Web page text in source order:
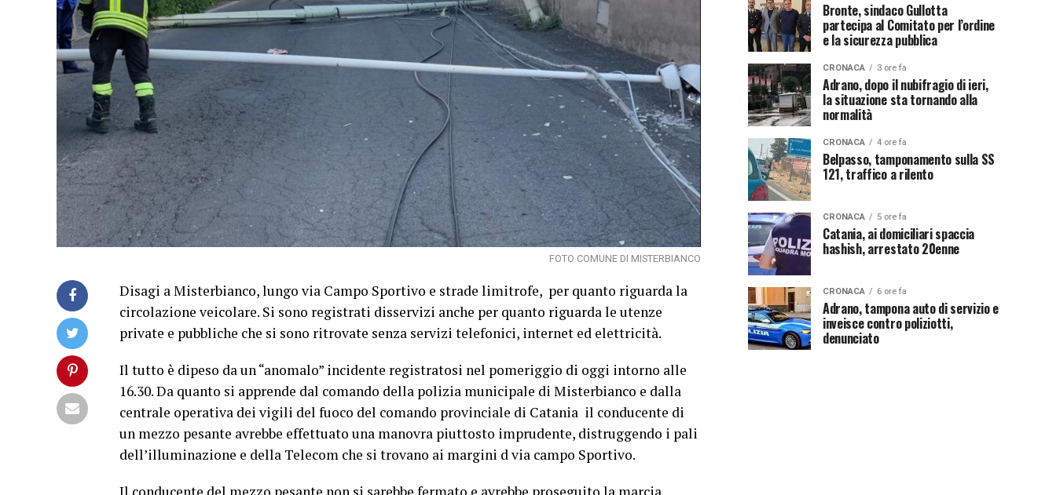
FOTO COMUNE DI MISTERBIANCO
Disagi a Misterbianco, lungo via Campo Sportivo e strade limitrofe, per quanto riguarda la
circolazione veicolare. Si sono registrati disservizi anche per quanto riguarda le utenze
private e pubbliche che si sono ritrovate senza servizi telefonici, internet ed elettricità.
Il tutto è dipeso da un “anomalo” incidente registratosi nel pomeriggio di oggi intorno alle
16.30. Da quanto si apprende dal comando della polizia municipale di Misterbianco e dalla
centrale operativa dei vigili del fuoco del comando provinciale di Catania il conducente di
un mezzo pesante avrebbe effettuato una manovra piuttosto imprudente, distruggendo i pali
dell’illuminazione e della Telecom che si trovano ai margini d via campo Sportivo.
Bronte, sindaco Gullotta
partecipa al Comitato per l’ordine
e la sicurezza pubblica
CRONACA 3 ore fa
Adrano, dopo il nubifragio di ieri,
la situazione sta tornando alla
normalità
CRONACA 4 ore fa
Belpasso, tamponamento sulla SS
121, traffico a rilento
CRONACA 5 ore fa
Catania, ai domiciliari spaccia
hashish, arrestato 20enne
CRONACA 6 ore fa
Adrano, tampona auto di servizio e
inveisce contro poliziotti,
denunciato